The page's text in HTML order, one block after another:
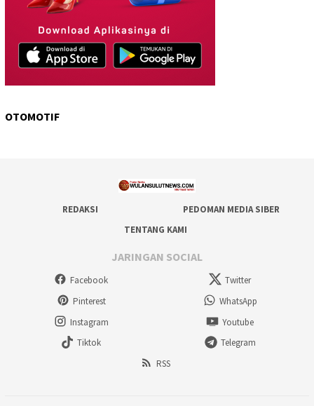
OTOMOTIF
REDAKSI
PEDOMAN MEDIA SIBER
TENTANG KAMI
JARINGAN SOCIAL
Facebook
Twitter
Pinterest
WhatsApp
Instagram
Youtube
Tiktok
Telegram
RSS